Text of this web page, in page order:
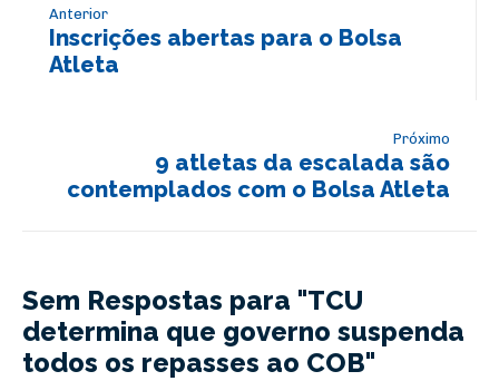
Anterior
Inscrições abertas para o Bolsa
Atleta
Próximo
9 atletas da escalada são
contemplados com o Bolsa Atleta
Sem Respostas para "TCU
determina que governo suspenda
todos os repasses ao COB"